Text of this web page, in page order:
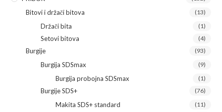
Bitovi i držači bitova (13)
Držači bita (1)
Setovi bitova (4)
Burgije (93)
Burgija SDSmax (9)
Burgija probojna SDSmax (1)
Burgije SDS+ (76)
Makita SDS+ standard (11)